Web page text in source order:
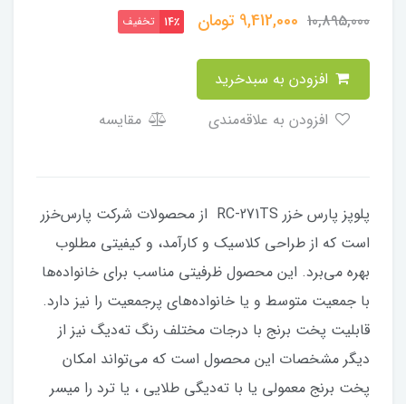
10,895,000
9,412,000 تومان 14٪ تخفیف
مقایسه
پلوپز پارس خزر RC-271TS از محصولات شرکت پارس‌خزر
است که از طراحی کلاسیک و کارآمد، و کیفیتی مطلوب
بهره می‌برد. این محصول ظرفیتی مناسب برای خانواده‌ها
با جمعیت متوسط و یا خانواده‌های پرجمعیت را نیز دارد.
قابلیت پخت برنج با درجات مختلف رنگ ته‌دیگ نیز از
دیگر مشخصات این محصول است که می‌تواند امکان
پخت برنج معمولی یا با ته‌دیگی طلایی ، یا ترد را میسر